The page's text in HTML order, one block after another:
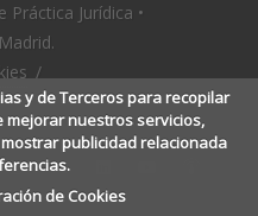
Jurídica •
/
y de Terceros para recopilar
nuestros servicios,
publicidad relacionada
de Cookies